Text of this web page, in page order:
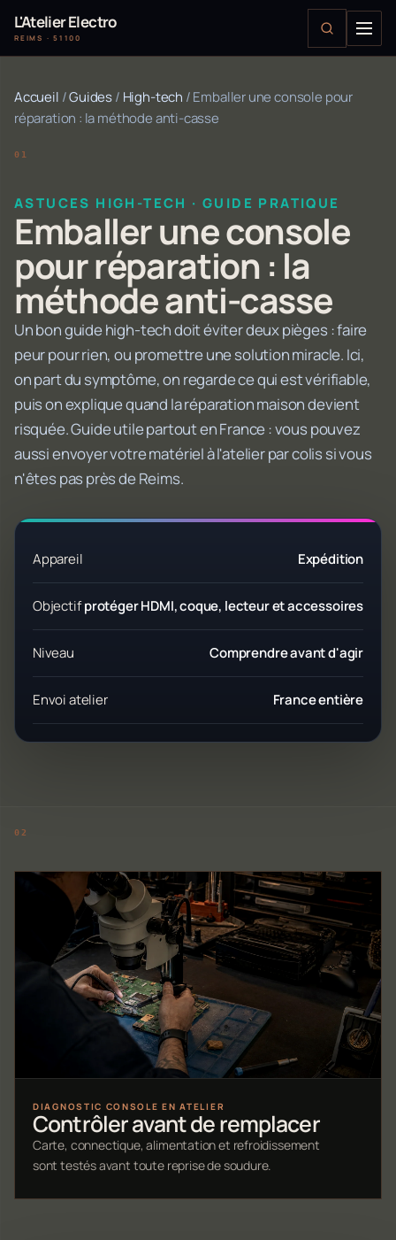
L'Atelier Electro
REIMS · 51100
Accueil /Guides/ High-tech /Emballer une console pour
réparation : la méthode anti-casse
ASTUCES HIGH-TECH · GUIDE PRATIQUE
Emballer une console
pour réparation : la
méthode anti-casse
Un bon guide high-tech doit éviter deux pièges : faire
peur pour rien, ou promettre une solution miracle. Ici,
on part du symptôme, on regarde ce qui est vérifiable,
puis on explique quand la réparation maison devient
risquée. Guide utile partout en France : vous pouvez
aussi envoyer votre matériel à l'atelier par colis si vous
n'êtes pas près de Reims.
Appareil Expédition
Objectif protéger HDMI, coque, lecteur et accessoires
Niveau Comprendre avant d'agir
Envoi atelier France entière
DIAGNOSTIC CONSOLE EN ATELIER
Contrôler avant de remplacer
Carte, connectique, alimentation et refroidissement
sont testés avant toute reprise de soudure.